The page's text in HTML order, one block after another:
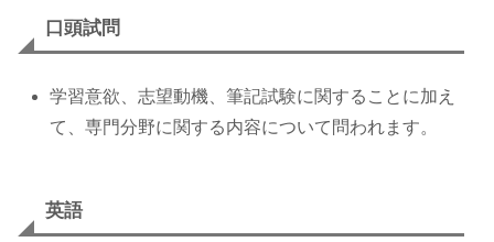
口頭試問
学習意欲、志望動機、筆記試験に関することに加え
て、専門分野に関する内容について問われます。
英語